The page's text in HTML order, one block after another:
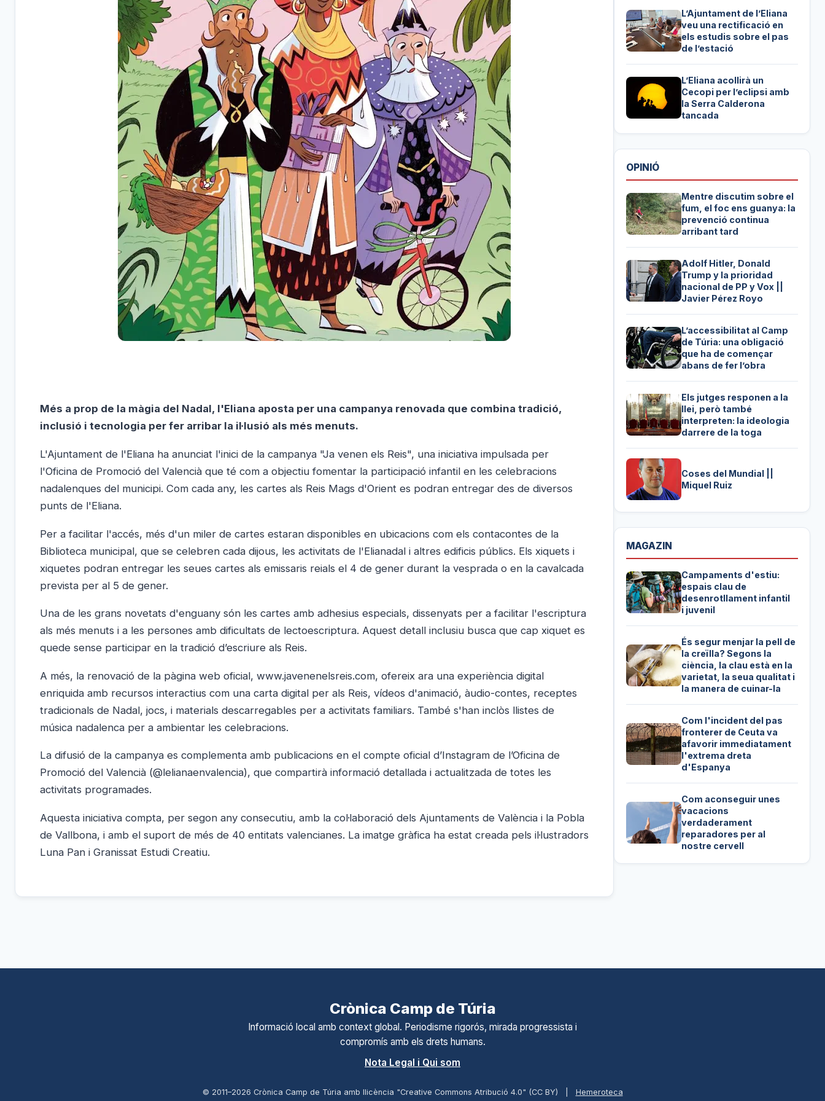
Més a prop de la màgia del Nadal, l'Eliana aposta per una campanya renovada que combina tradició,
inclusió i tecnologia per fer arribar la il·lusió als més menuts.
L'Ajuntament de l'Eliana ha anunciat l'inici de la campanya "Ja venen els Reis", una iniciativa impulsada per
l'Oficina de Promoció del Valencià que té com a objectiu fomentar la participació infantil en les celebracions
nadalenques del municipi. Com cada any, les cartes als Reis Mags d'Orient es podran entregar des de diversos
punts de l'Eliana.
Per a facilitar l'accés, més d'un miler de cartes estaran disponibles en ubicacions com els contacontes de la
Biblioteca municipal, que se celebren cada dijous, les activitats de l'Elianadal i altres edificis públics. Els xiquets i
xiquetes podran entregar les seues cartes als emissaris reials el 4 de gener durant la vesprada o en la cavalcada
prevista per al 5 de gener.
Una de les grans novetats d'enguany són les cartes amb adhesius especials, dissenyats per a facilitar l'escriptura
als més menuts i a les persones amb dificultats de lectoescriptura. Aquest detall inclusiu busca que cap xiquet es
quede sense participar en la tradició d’escriure als Reis.
A més, la renovació de la pàgina web oficial, www.javenenelsreis.com, ofereix ara una experiència digital
enriquida amb recursos interactius com una carta digital per als Reis, vídeos d'animació, àudio-contes, receptes
tradicionals de Nadal, jocs, i materials descarregables per a activitats familiars. També s'han inclòs llistes de
música nadalenca per a ambientar les celebracions.
La difusió de la campanya es complementa amb publicacions en el compte oficial d’Instagram de l’Oficina de
Promoció del Valencià (@lelianaenvalencia), que compartirà informació detallada i actualitzada de totes les
activitats programades.
Aquesta iniciativa compta, per segon any consecutiu, amb la col·laboració dels Ajuntaments de València i la Pobla
de Vallbona, i amb el suport de més de 40 entitats valencianes. La imatge gràfica ha estat creada pels il·lustradors
Luna Pan i Granissat Estudi Creatiu.
L’Ajuntament de l’Eliana
veu una rectificació en
els estudis sobre el pas
de l’estació
L’Eliana acollirà un
Cecopi per l’eclipsi amb
la Serra Calderona
tancada
OPINIÓ
Mentre discutim sobre el
fum, el foc ens guanya: la
prevenció continua
arribant tard
Adolf Hitler, Donald
Trump y la prioridad
nacional de PP y Vox ||
Javier Pérez Royo
L’accessibilitat al Camp
de Túria: una obligació
que ha de començar
abans de fer l’obra
Els jutges responen a la
llei, però també
interpreten: la ideologia
darrere de la toga
Coses del Mundial ||
Miquel Ruiz
MAGAZIN
Campaments d'estiu:
espais clau de
desenrotllament infantil
i juvenil
És segur menjar la pell de
la creïlla? Segons la
ciència, la clau està en la
varietat, la seua qualitat i
la manera de cuinar-la
Com l'incident del pas
fronterer de Ceuta va
afavorir immediatament
l'extrema dreta
d'Espanya
Com aconseguir unes
vacacions
verdaderament
reparadores per al
nostre cervell
Crònica Camp de Túria
Informació local amb context global. Periodisme rigorós, mirada progressista i
compromís amb els drets humans.
Nota Legal i Qui som
© 2011–2026 Crònica Camp de Túria amb llicència "Creative Commons Atribució 4.0" (CC BY) Hemeroteca